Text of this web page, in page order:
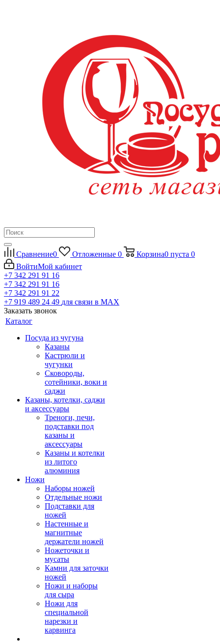
Сравнение0 Отложенные 0 Корзина0 пуста 0
ВойтиМой кабинет
+7 342 291 91 16
+7 342 291 91 16
+7 342 291 91 22
+7 919 489 24 49 для связи в МАХ
Заказать звонок
Каталог
Посуда из чугуна
Казаны
Кастрюли и
чугунки
Сковороды,
сотейники, воки и
саджи
Казаны, котелки, саджи
и аксессуары
Треноги, печи,
подставки под
казаны и
аксессуары
Казаны и котелки
из литого
алюминия
Ножи
Наборы ножей
Отдельные ножи
Подставки для
ножей
Настенные и
магнитные
держатели ножей
Ножеточки и
мусаты
Камни для заточки
ножей
Ножи и наборы
для сыра
Ножи для
специальной
нарезки и
карвинга